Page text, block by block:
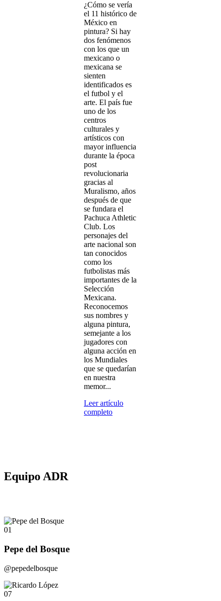
¿Cómo se vería
el 11 histórico de
México en
pintura? Si hay
dos fenómenos
con los que un
mexicano o
mexicana se
sienten
identificados es
el futbol y el
arte. El país fue
uno de los
centros
culturales y
artísticos con
mayor influencia
durante la época
post
revolucionaria
gracias al
Muralismo, años
después de que
se fundara el
Pachuca Athletic
Club. Los
personajes del
arte nacional son
tan conocidos
como los
futbolistas más
importantes de la
Selección
Mexicana.
Reconocemos
sus nombres y
alguna pintura,
semejante a los
jugadores con
alguna acción en
los Mundiales
que se quedarían
en nuestra
memor...
Leer artículo
completo
Equipo ADR
01
Pepe del Bosque
@pepedelbosque
07